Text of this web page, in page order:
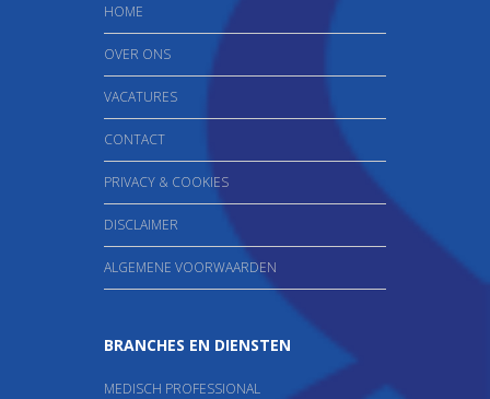
HOME
OVER ONS
VACATURES
CONTACT
PRIVACY & COOKIES
DISCLAIMER
ALGEMENE VOORWAARDEN
BRANCHES EN DIENSTEN
MEDISCH PROFESSIONAL